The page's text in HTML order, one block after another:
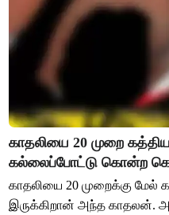
காதலியை 20 முறை
கல்லைப்போட்டு கொன்ற
சென்ற மக்கள்
காதலியை 20 முறைக்கு மேல்
இருக்கிறான் அந்த காதலன்.